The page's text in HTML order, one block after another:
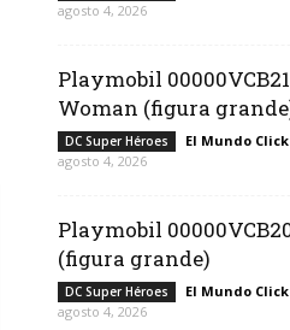
agosto 4, 2026
Playmobil
Woman (figura
DC Super Héroes El Mundo
agosto 4, 2026
Playmobil
(figura grande)
DC Super Héroes El Mundo
agosto 4, 2026